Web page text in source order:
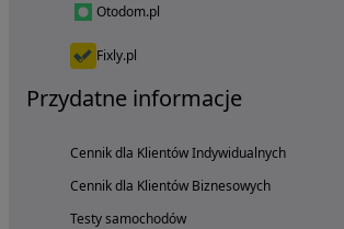
Otodom.pl
Fixly.pl
Przydatne informacje
Cennik dla Klientów Indywidualnych
Cennik dla Klientów Biznesowych
Testy samochodów